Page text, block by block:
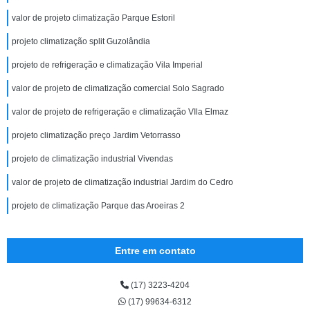
valor de projeto climatização Parque Estoril
projeto climatização split Guzolândia
projeto de refrigeração e climatização Vila Imperial
valor de projeto de climatização comercial Solo Sagrado
valor de projeto de refrigeração e climatização VIla Elmaz
projeto climatização preço Jardim Vetorrasso
projeto de climatização industrial Vivendas
valor de projeto de climatização industrial Jardim do Cedro
projeto de climatização Parque das Aroeiras 2
Entre em contato
(17) 3223-4204
(17) 99634-6312